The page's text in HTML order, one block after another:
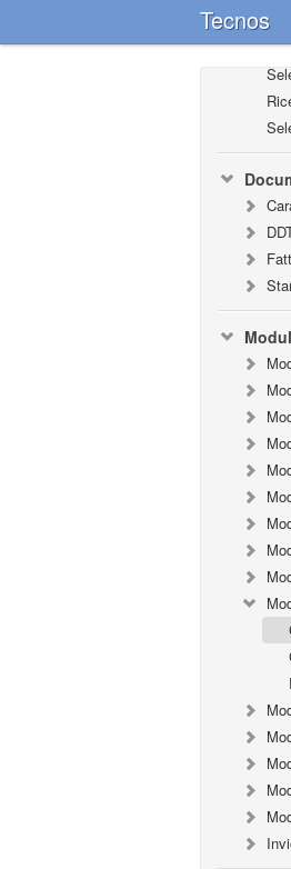
Tecnos